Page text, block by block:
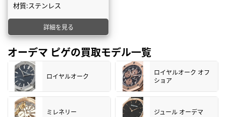
材質:ステンレス
詳細を見る
オーデマ ピゲの買取モデル一覧
ロイヤルオーク
ロイヤルオーク オフ
ショア
ミレネリー ジュール オーデマ